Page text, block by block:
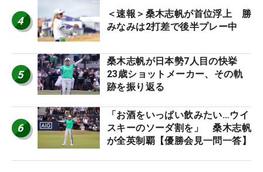
4
＜速報＞桑木志帆が首位浮上 勝
みなみは2打差で後半プレー中
5
桑木志帆が日本勢7人目の快挙
23歳ショットメーカー、その軌
跡を振り返る
6
「お酒をいっぱい飲みたい…ウイ
スキーのソーダ割を」 桑木志帆
が全英制覇【優勝会見一問一答】